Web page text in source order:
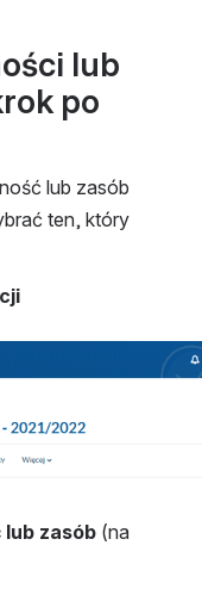
lub
po
lub zasób
ten, który
zasób (na